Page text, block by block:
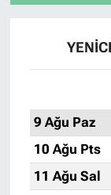
9 Ağu Paz
10 Ağu Pts
11 Ağu Sal